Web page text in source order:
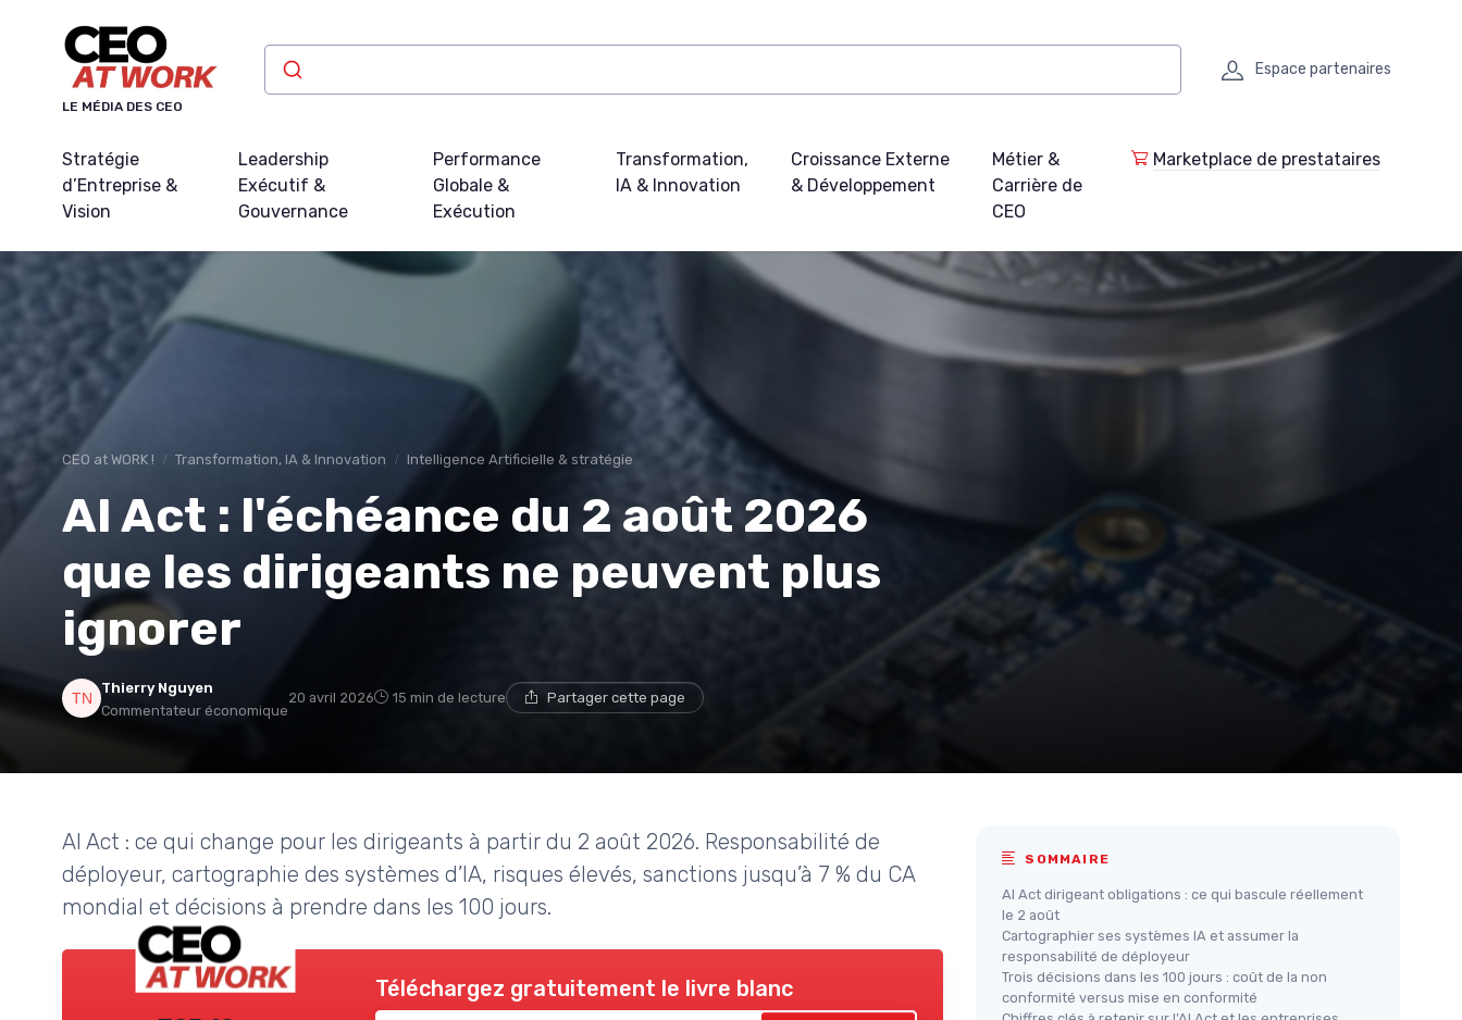
LE MÉDIA DES CEO
Espace partenaires
Stratégie
d’Entreprise &
Vision
Leadership
Exécutif &
Gouvernance
Performance
Globale &
Exécution
Transformation,
IA & Innovation
Croissance Externe
& Développement
Métier &
Carrière de
CEO
Marketplace de prestataires
CEO at WORK ! Transformation, IA & Innovation Intelligence Artificielle & stratégie
AI Act : l'échéance du 2 août 2026
que les dirigeants ne peuvent plus
ignorer
Thierry Nguyen
Commentateur économique
20 avril 2026 15 min de lecture Partager cette page
AI Act : ce qui change pour les dirigeants à partir du 2 août 2026. Responsabilité de
déployeur, cartographie des systèmes d’IA, risques élevés, sanctions jusqu’à 7 % du CA
mondial et décisions à prendre dans les 100 jours.
Téléchargez gratuitement le livre blanc
SOMMAIRE
AI Act dirigeant obligations : ce qui bascule réellement
le 2 août
Cartographier ses systèmes IA et assumer la
responsabilité de déployeur
Trois décisions dans les 100 jours : coût de la non
conformité versus mise en conformité